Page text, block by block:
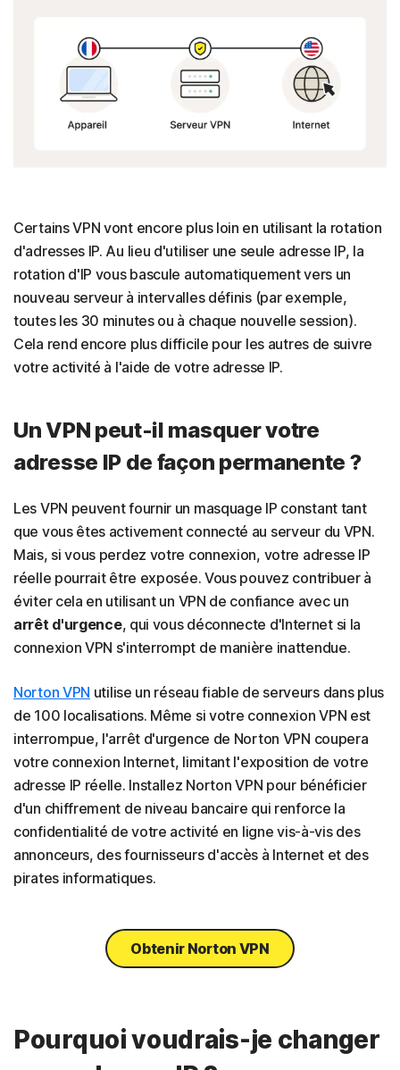
Certains VPN vont encore plus loin en utilisant la rotation
d'adresses IP. Au lieu d'utiliser une seule adresse IP, la
rotation d'IP vous bascule automatiquement vers un
nouveau serveur à intervalles définis (par exemple,
toutes les 30 minutes ou à chaque nouvelle session).
Cela rend encore plus difficile pour les autres de suivre
votre activité à l'aide de votre adresse IP.
Un VPN peut-il masquer votre
adresse IP de façon permanente ?
Les VPN peuvent fournir un masquage IP constant tant
que vous êtes activement connecté au serveur du VPN.
Mais, si vous perdez votre connexion, votre adresse IP
réelle pourrait être exposée. Vous pouvez contribuer à
éviter cela en utilisant un VPN de confiance avec un
arrêt d'urgence, qui vous déconnecte d'Internet si la
connexion VPN s'interrompt de manière inattendue.
Norton VPN utilise un réseau fiable de serveurs dans plus
de 100 localisations. Même si votre connexion VPN est
interrompue, l'arrêt d'urgence de Norton VPN coupera
votre connexion Internet, limitant l'exposition de votre
adresse IP réelle. Installez Norton VPN pour bénéficier
d'un chiffrement de niveau bancaire qui renforce la
confidentialité de votre activité en ligne vis-à-vis des
annonceurs, des fournisseurs d'accès à Internet et des
pirates informatiques.
Obtenir Norton VPN
Pourquoi voudrais-je changer